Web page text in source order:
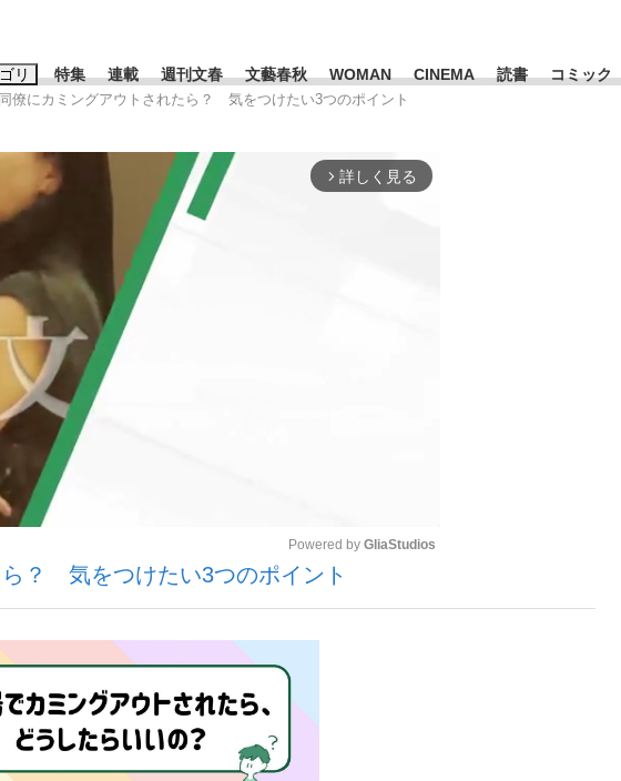
リ
明かした日本代表監督に...
選手が証言した“NPB聞... 「クマが悪者扱いされているのが悲しい」『
特集 連載 週刊文春 文藝春秋 WOMAN CINEMA 読書 コミック
ワードタグ一覧
凌輝 #高市早苗
亀和田武
僚にカミングアウトされたら？ 気をつけたい3つのポイント
arrow_forward_ios 詳しく見る
Mute
Powered by GliaStudios
？ 気をつけたい3つのポイント